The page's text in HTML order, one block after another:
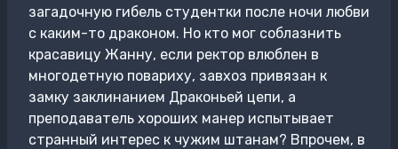
загадочную гибель студентки после ночи любви
с каким-то драконом. Но кто мог соблазнить
красавицу Жанну, если ректор влюблен в
многодетную повариху, завхоз привязан к
замку заклинанием Драконьей цепи, а
преподаватель хороших манер испытывает
странный интерес к чужим штанам? Впрочем, в